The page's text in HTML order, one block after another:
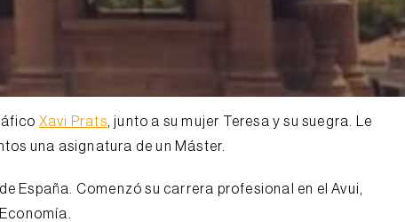
Xavi Prats, junto a su mujer Teresa y su suegra. Le
una asignatura de un Máster.
España. Comenzó su carrera profesional en el Avui,